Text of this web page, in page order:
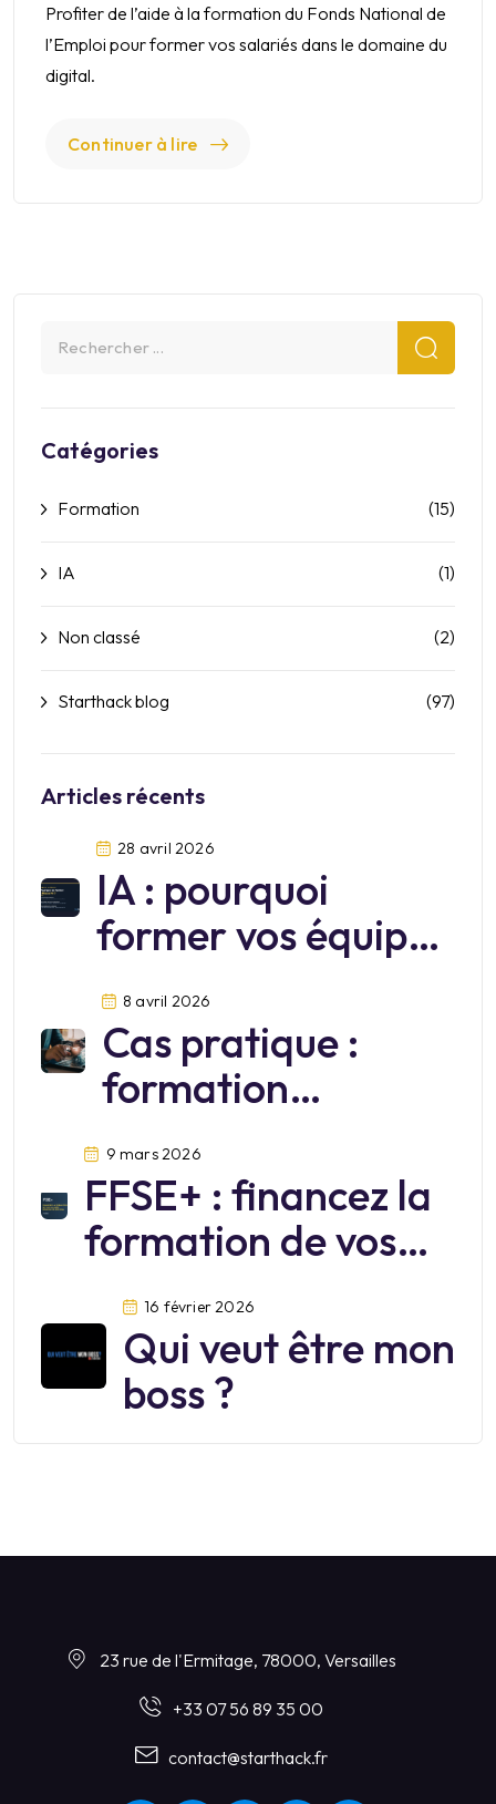
Profiter de l’aide à la formation du Fonds National de
l’Emploi pour former vos salariés dans le domaine du
digital.
Continuer à lire
Catégories
Formation (15)
IA (1)
Non classé (2)
Starthack blog (97)
Articles récents
28 avril 2026
IA : pourquoi
former vos équipes
sur Mistral?
8 avril 2026
Cas pratique :
formation
9 mars 2026
FFSE+ : financez la
formation de vos
salariés jusqu’au 30
juin 2026
16 février 2026
Qui veut être mon
boss ?
23 rue de l'Ermitage, 78000, Versailles
+33 07 56 89 35 00
contact@starthack.fr